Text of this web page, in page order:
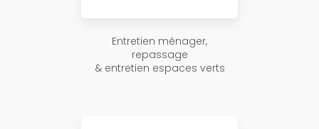
Entretien ménager,
repassage
& entretien espaces verts